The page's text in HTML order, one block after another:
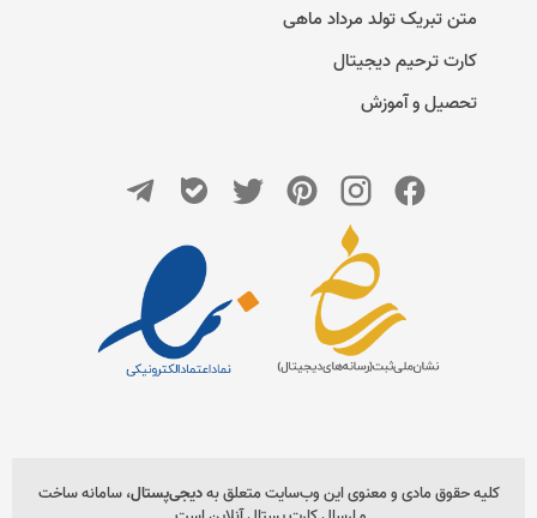
متن تبریک تولد مرداد ماهی
کارت ترحیم دیجیتال
تحصیل و آموزش
کلیه حقوق مادی و معنوی این وب‌سایت متعلق بهدیجی‌پستال، سامانه ساخت